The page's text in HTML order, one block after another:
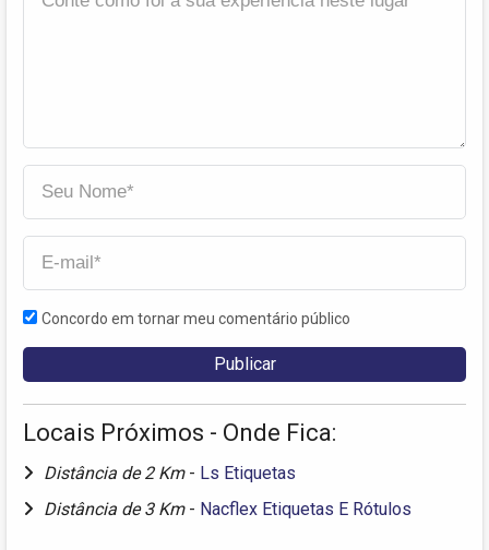
Concordo em tornar meu comentário público
Locais Próximos - Onde Fica:
Distância de 2 Km - Ls Etiquetas
Distância de 3 Km - Nacflex Etiquetas E Rótulos